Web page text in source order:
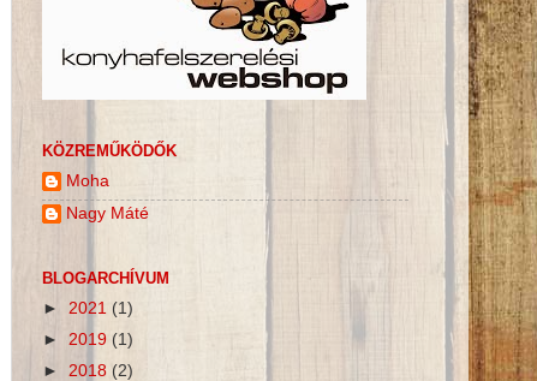
KÖZREMŰKÖDŐK
Moha
Nagy Máté
BLOGARCHÍVUM
► 2021 (1)
► 2019 (1)
► 2018 (2)